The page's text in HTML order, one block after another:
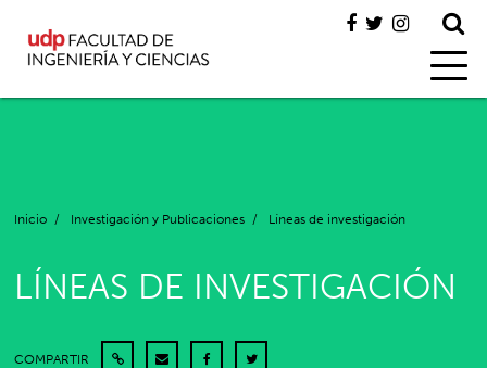
Inicio / Investigación y Publicaciones / Líneas de investigación
LÍNEAS DE INVESTIGACIÓN
COMPARTIR